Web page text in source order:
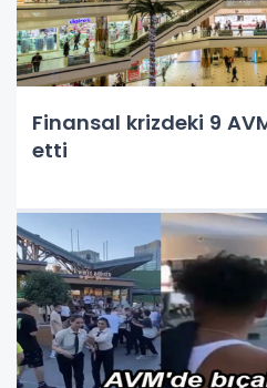
Finansal krizdeki 9
etti